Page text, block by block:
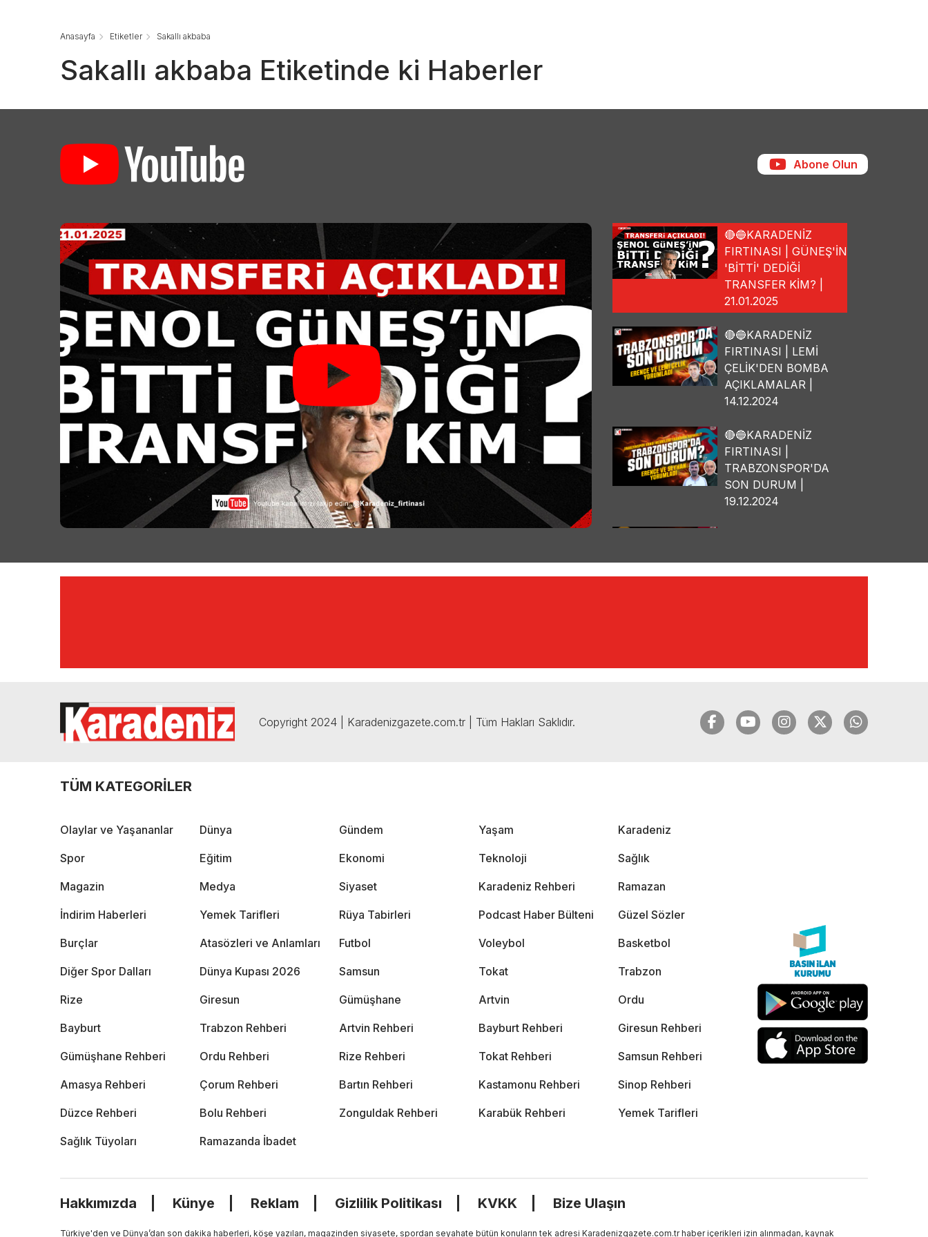
Anasayfa Etiketler Sakallı akbaba
Sakallı akbaba Etiketinde ki Haberler
Abone Olun
🔴🔵KARADENİZ
FIRTINASI | GÜNEŞ'İN
'BİTTİ' DEDİĞİ
TRANSFER KİM? |
21.01.2025
🔴🔵KARADENİZ
FIRTINASI | LEMİ
ÇELİK'DEN BOMBA
AÇIKLAMALAR |
14.12.2024
🔴🔵KARADENİZ
FIRTINASI |
TRABZONSPOR'DA
SON DURUM |
19.12.2024
FIRTINASI | YILMAZ
06.12.2024
Copyright 2024 | Karadenizgazete.com.tr | Tüm Hakları Saklıdır.
TÜM KATEGORİLER
Olaylar ve Yaşananlar Dünya Gündem Yaşam Karadeniz
Spor Eğitim Ekonomi Teknoloji Sağlık
Magazin Medya Siyaset Karadeniz Rehberi Ramazan
İndirim Haberleri Yemek Tarifleri Rüya Tabirleri Podcast Haber Bülteni Güzel Sözler
Burçlar Atasözleri ve Anlamları Futbol Voleybol Basketbol
Diğer Spor Dalları Dünya Kupası 2026 Samsun Tokat Trabzon
Rize Giresun Gümüşhane Artvin Ordu
Bayburt Trabzon Rehberi Artvin Rehberi Bayburt Rehberi Giresun Rehberi
Gümüşhane Rehberi Ordu Rehberi Rize Rehberi Tokat Rehberi Samsun Rehberi
Amasya Rehberi Çorum Rehberi Bartın Rehberi Kastamonu Rehberi Sinop Rehberi
Düzce Rehberi Bolu Rehberi Zonguldak Rehberi Karabük Rehberi Yemek Tarifleri
Sağlık Tüyoları Ramazanda İbadet
Hakkımızda Künye Reklam Gizlilik Politikası KVKK Bize Ulaşın
Türkiye'den ve Dünya’dan son dakika haberleri, köşe yazıları, magazinden siyasete, spordan seyahate bütün konuların tek adresi Karadenizgazete.com.tr haber içerikleri izin alınmadan, kaynak